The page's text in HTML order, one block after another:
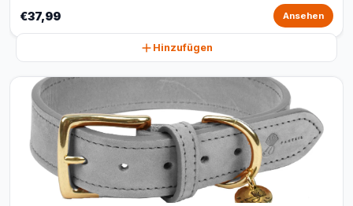
€37,99 Ansehen
Hinzufügen